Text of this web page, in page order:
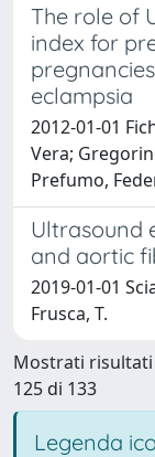
The role of
index for
eclampsia
2012-01-01
Vera;
Prefumo,
Ultrasound
and aortic
2019-01-01
Frusca, T.
Mostrati risultati
125 di 133
Legenda